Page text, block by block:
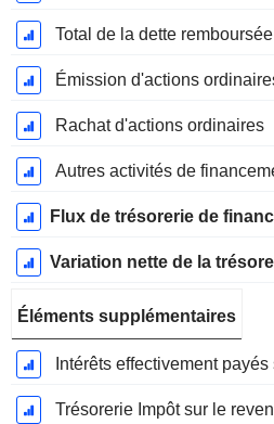
Total de la dette remboursée
Émission d'actions
Rachat d'actions ordinaires
Autres activités de
Flux de trésorerie de
Variation nette de la
Éléments supplémentaires
Intérêts effectivement payés